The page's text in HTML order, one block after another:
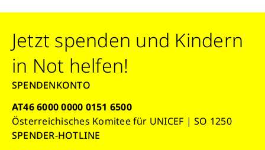
Jetzt spenden und Kindern
in Not helfen!
SPENDENKONTO
AT46 6000 0000 0151 6500
Österreichisches Komitee für UNICEF | SO 1250
SPENDER-HOTLINE